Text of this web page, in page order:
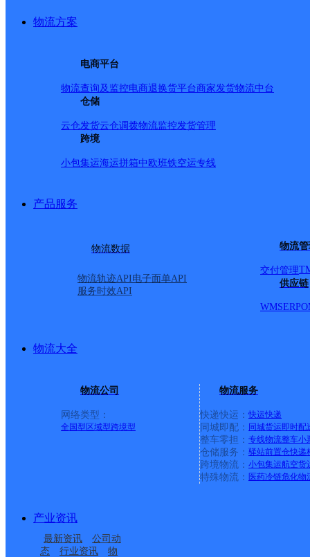
物流方案
电商平台
物流查询及监控电商退换货平台商家发货物流中台
仓储
云仓发货云仓调拨物流监控发货管理
跨境
小包集运海运拼箱中欧班铁空运专线
产品服务
物流数据
物流轨迹API电子面单API
服务时效API
物流
交付管理
供应链
WMSERP
物流大全
物流公司
网络类型：
全国型 区域型跨境型
物流服务
快递快运： 快运快递
同城即配： 同城货运即时配
整车零担： 专线物流整车小
仓储服务： 驿站前置仓快递
跨境物流： 小包集运航空货
特殊物流： 医药冷链危化物
产业资讯
最新资讯
公司动
态
行业资讯
物
所属快递：邮政国内
所属区域：湖南省-张家界市-武陵源区
网点地址：湖南省张家界市武陵源区天子山镇
网点负责人：
中国邮政集团有限公司新疆维吾尔自治区叶城县
区分部
武陵源区中湖乡合作点